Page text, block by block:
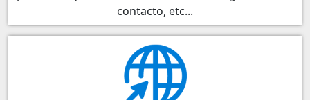
contacto, etc...